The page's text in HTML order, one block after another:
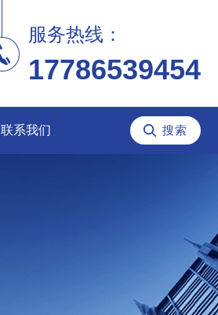
服务热线：
17786539454
联系我们